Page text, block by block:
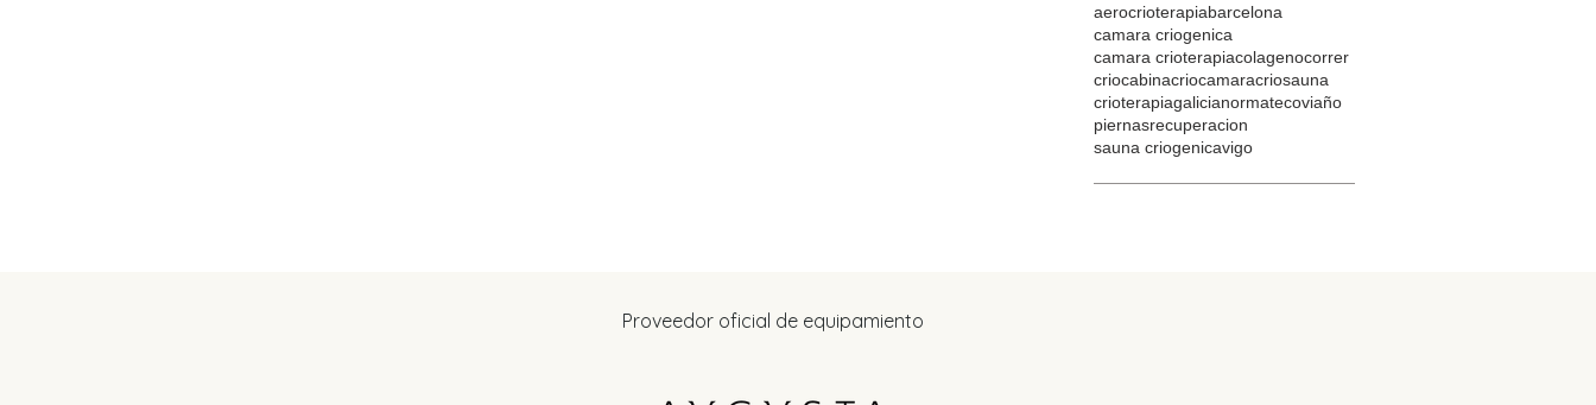
aerocrioterapiabarcelona
camara criogenica
camara crioterapiacolagenocorrer
criocabinacriocamaracriosauna
crioterapiagalicianormatecoviaño
piernasrecuperacion
sauna criogenicavigo
Proveedor oficial de equipamiento